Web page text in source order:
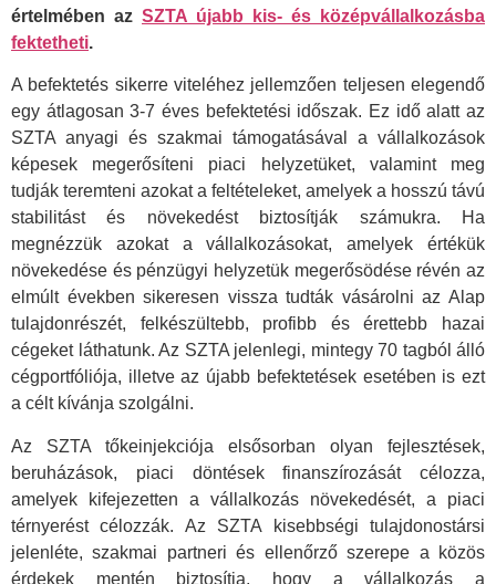
értelmében az SZTA újabb kis- és középvállalkozásba
fektetheti.
A befektetés sikerre viteléhez jellemzően teljesen elegendő
egy átlagosan 3-7 éves befektetési időszak. Ez idő alatt az
SZTA anyagi és szakmai támogatásával a vállalkozások
képesek megerősíteni piaci helyzetüket, valamint meg
tudják teremteni azokat a feltételeket, amelyek a hosszú távú
stabilitást és növekedést biztosítják számukra. Ha
megnézzük azokat a vállalkozásokat, amelyek értékük
növekedése és pénzügyi helyzetük megerősödése révén az
elmúlt években sikeresen vissza tudták vásárolni az Alap
tulajdonrészét, felkészültebb, profibb és érettebb hazai
cégeket láthatunk. Az SZTA jelenlegi, mintegy 70 tagból álló
cégportfóliója, illetve az újabb befektetések esetében is ezt
a célt kívánja szolgálni.
Az SZTA tőkeinjekciója elsősorban olyan fejlesztések,
beruházások, piaci döntések finanszírozását célozza,
amelyek kifejezetten a vállalkozás növekedését, a piaci
térnyerést célozzák. Az SZTA kisebbségi tulajdonostársi
jelenléte, szakmai partneri és ellenőrző szerepe a közös
érdekek mentén biztosítja, hogy a vállalkozás a